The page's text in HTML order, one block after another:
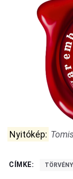
Nyitókép:
CÍMKE: